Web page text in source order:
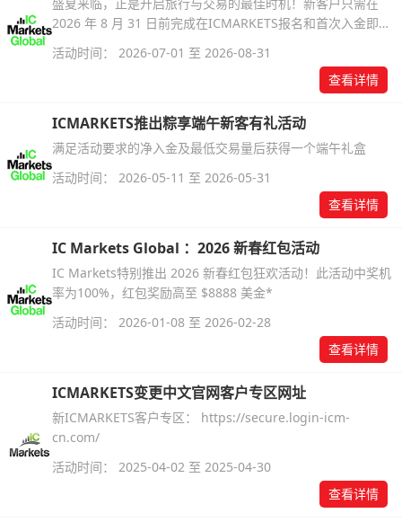
盛夏来临，正是开启旅行与交易的最佳时机！新客户只需在
2026 年 8 月 31 日前完成在ICMARKETS报名和首次入金即可
参与！
活动时间： 2026-07-01 至 2026-08-31
查看详情
ICMARKETS推出粽享端午新客有礼活动
满足活动要求的净入金及最低交易量后获得一个端午礼盒
活动时间： 2026-05-11 至 2026-05-31
查看详情
IC Markets Global ：2026 新春红包活动
IC Markets特别推出 2026 新春红包狂欢活动！此活动中奖机
率为100%，红包奖励高至 $8888 美金*
活动时间： 2026-01-08 至 2026-02-28
查看详情
ICMARKETS变更中文官网客户专区网址
新ICMARKETS客户专区： https://secure.login-icm-
cn.com/
活动时间： 2025-04-02 至 2025-04-30
查看详情